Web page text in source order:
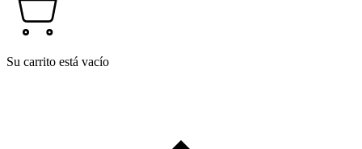
Su carrito está vacío